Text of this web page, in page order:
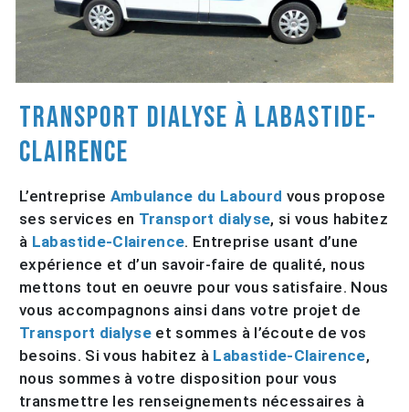
Transport dialyse à Labastide-
Clairence
L’entreprise Ambulance du Labourd vous propose
ses services en Transport dialyse, si vous habitez
à Labastide-Clairence. Entreprise usant d’une
expérience et d’un savoir-faire de qualité, nous
mettons tout en oeuvre pour vous satisfaire. Nous
vous accompagnons ainsi dans votre projet de
Transport dialyseet sommes à l’écoute de vos
besoins. Si vous habitez à Labastide-Clairence,
nous sommes à votre disposition pour vous
transmettre les renseignements nécessaires à